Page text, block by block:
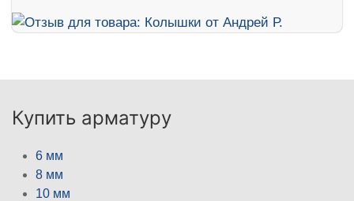
Купить арматуру
6 мм
8 мм
10 мм